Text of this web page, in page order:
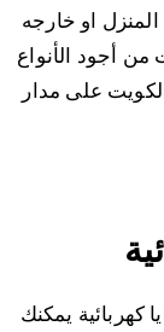
او خارجه
من أجود الأنواع
على مدار
كهربائية يمكنك